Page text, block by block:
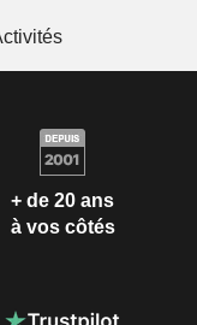
+ de 20 ans
à vos côtés